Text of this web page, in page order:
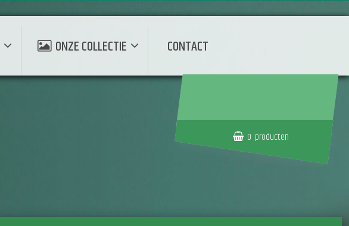
ONZE COLLECTIE CONTACT
0 producten